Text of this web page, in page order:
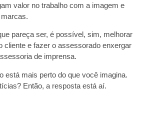
valor no trabalho com a imagem e
pareça ser, é possível, sim, melhorar
cliente e fazer o assessorado enxergar
de imprensa.
está mais perto do que você imagina.
Então, a resposta está aí.